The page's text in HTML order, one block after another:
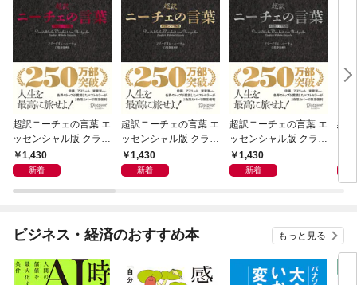
超訳ニーチェの言葉 エ
ッセンシャル版 クラシ
ックカバー赤箔
1,430
新着
超訳ニーチェの言葉 エ
ッセンシャル版 クラシ
ックカバー金箔
1,430
新着
超訳ニーチェの言葉 エ
ッセンシャル版 クラシ
ックカバー銀箔
1,430
新着
組
ビジネス・経済のおすすめ本 もっと見る